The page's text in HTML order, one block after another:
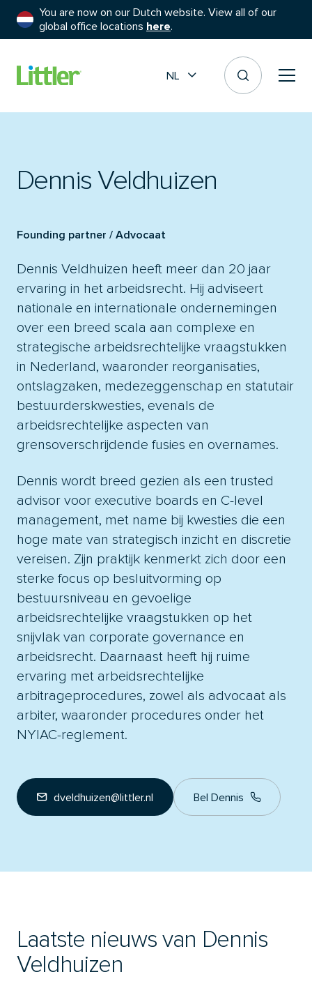
You are now on our Dutch website. View all of our
global office locations here.
NL
Dennis Veldhuizen
Founding partner / Advocaat
Dennis Veldhuizen heeft meer dan 20 jaar
ervaring in het arbeidsrecht. Hij adviseert
nationale en internationale ondernemingen
over een breed scala aan complexe en
strategische arbeidsrechtelijke vraagstukken
in Nederland, waaronder reorganisaties,
ontslagzaken, medezeggenschap en statutair
bestuurderskwesties, evenals de
arbeidsrechtelijke aspecten van
grensoverschrijdende fusies en overnames.
Dennis wordt breed gezien als een trusted
advisor voor executive boards en C-level
management, met name bij kwesties die een
hoge mate van strategisch inzicht en discretie
vereisen. Zijn praktijk kenmerkt zich door een
sterke focus op besluitvorming op
bestuursniveau en gevoelige
arbeidsrechtelijke vraagstukken op het
snijvlak van corporate governance en
arbeidsrecht. Daarnaast heeft hij ruime
ervaring met arbeidsrechtelijke
arbitrageprocedures, zowel als advocaat als
arbiter, waaronder procedures onder het
NYIAC-reglement.
dveldhuizen@littler.nl Bel Dennis
Laatste nieuws van Dennis
Veldhuizen